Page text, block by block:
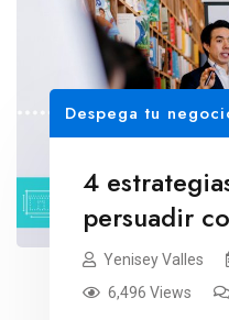
Star Wars. Pero
crecimiento […]
Despega tu
4
persuadir
Yenisey Valles
6,496 Views